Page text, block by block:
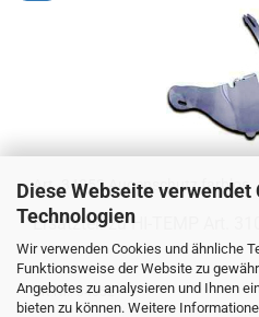
Diese Webseite verwendet
Technologien
Wir verwenden Cookies und ähnliche
Funktionsweise der Website zu
Angebotes zu analysieren und Ihnen
bieten zu können. Weitere
Art. 34052 Au­gen­schutz farb­los
Er­satz­teil zu HI-​TEMP Art.
Art.Nr.: 34052